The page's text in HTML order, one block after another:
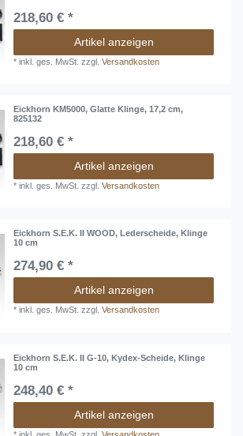
218,60 € *
Artikel anzeigen
*inkl. ges. MwSt. zzgl.Versandkosten
Eickhorn KM5000, Glatte Klinge, 17,2 cm,
825132
218,60 € *
Artikel anzeigen
*inkl. ges. MwSt. zzgl.Versandkosten
Eickhorn S.E.K. II WOOD, Lederscheide, Klinge
10 cm
274,90 € *
Artikel anzeigen
*inkl. ges. MwSt. zzgl.Versandkosten
Eickhorn S.E.K. II G-10, Kydex-Scheide, Klinge
10 cm
248,40 € *
Artikel anzeigen